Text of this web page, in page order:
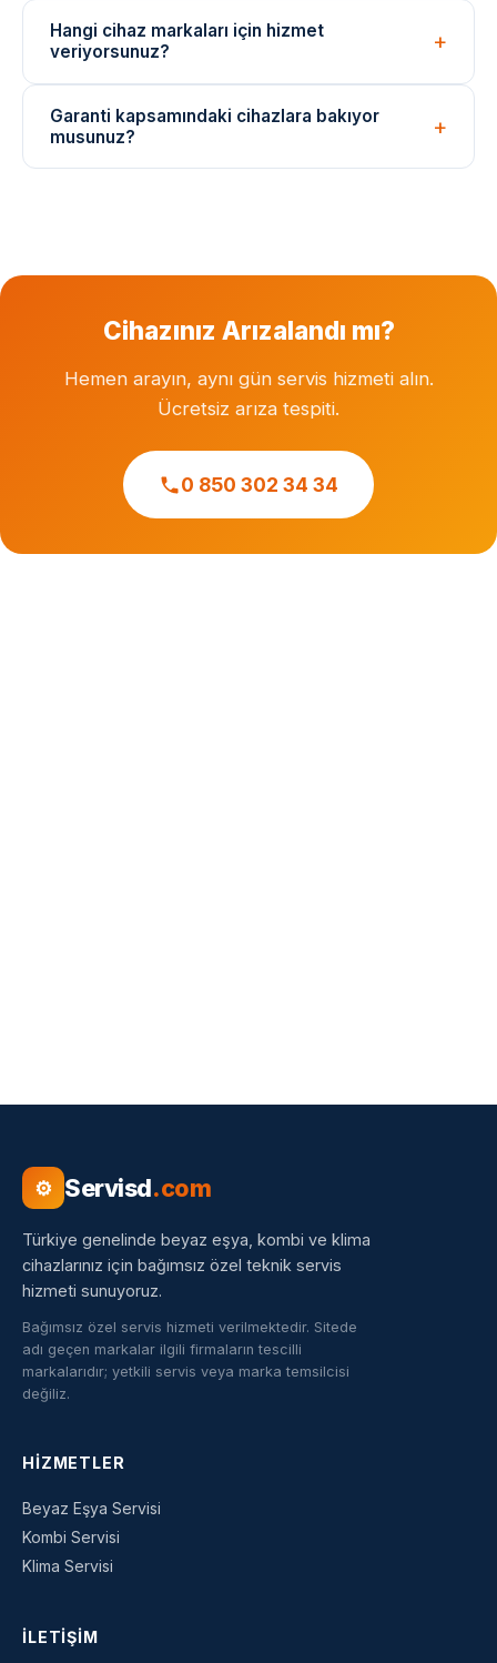
yedek parçalar kullanılmaktadır. Parça değişimlerinde
garanti verilir.
Hangi cihaz markaları için hizmet
veriyorsunuz?
daha birçok marka cihazı için bağımsız teknik servis
hizmeti sunuyoruz.
Garanti kapsamındaki cihazlara bakıyor
musunuz?
Cihazınız Arızalandı mı?
Hemen arayın, aynı gün servis hizmeti alın.
Ücretsiz arıza tespiti.
0 850 302 34 34
⚙ Servisd.com
Türkiye genelinde beyaz eşya, kombi ve klima
cihazlarınız için bağımsız özel teknik servis
hizmeti sunuyoruz.
Bağımsız özel servis hizmeti verilmektedir. Sitede
adı geçen markalar ilgili firmaların tescilli
markalarıdır; yetkili servis veya marka temsilcisi
değiliz.
HIZMETLER
Beyaz Eşya Servisi
Kombi Servisi
Klima Servisi
İLETIŞIM